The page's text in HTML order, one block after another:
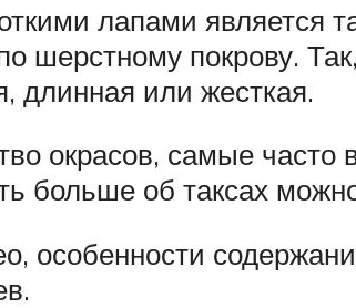
лапами является
шерстному покрову.
длинная или жесткая.
окрасов, самые
больше об таксах
особенности